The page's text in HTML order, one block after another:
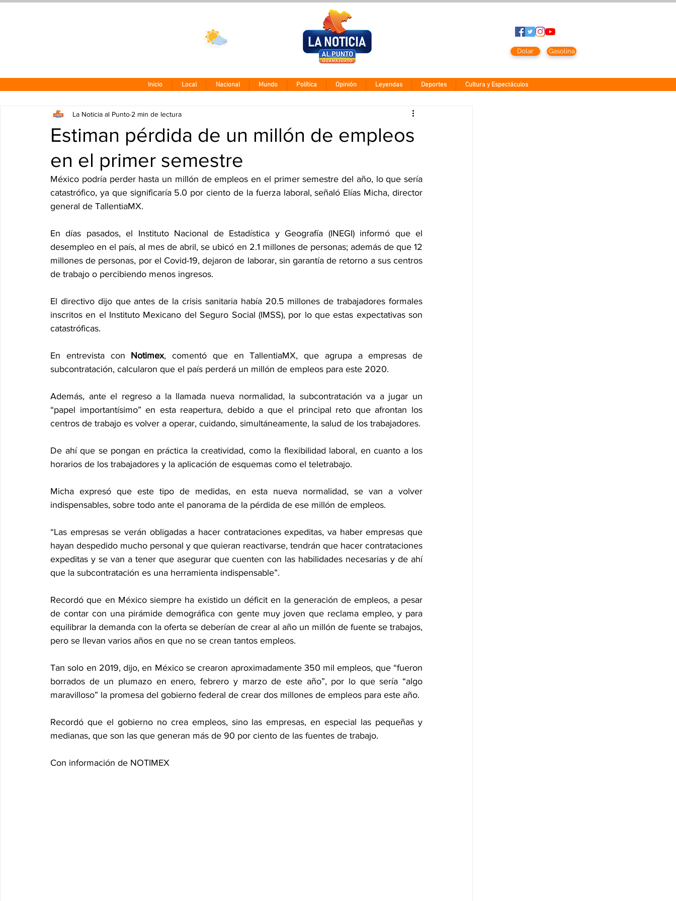
Dolar Gasolina
Inicio Local Nacional Mundo Política Opinión Leyendas Deportes Cultura y Espectáculos
Estiman pérdida de un millón de empleos
en el primer semestre
La Noticia al Punto 2 min de lectura
México podría perder hasta un millón de empleos en el primer semestre del año, lo que sería
catastrófico, ya que significaría 5.0 por ciento de la fuerza laboral, señaló Elías Micha, director
general de TallentiaMX.
En días pasados, el Instituto Nacional de Estadística y Geografía (INEGI) informó que el
desempleo en el país, al mes de abril, se ubicó en 2.1 millones de personas; además de que 12
millones de personas, por el Covid-19, dejaron de laborar, sin garantía de retorno a sus centros
de trabajo o percibiendo menos ingresos.
El directivo dijo que antes de la crisis sanitaria había 20.5 millones de trabajadores formales
inscritos en el Instituto Mexicano del Seguro Social (IMSS), por lo que estas expectativas son
catastróficas.
En entrevista con Notimex, comentó que en TallentiaMX, que agrupa a empresas de
subcontratación, calcularon que el país perderá un millón de empleos para este 2020.
Además, ante el regreso a la llamada nueva normalidad, la subcontratación va a jugar un
“papel importantísimo” en esta reapertura, debido a que el principal reto que afrontan los
centros de trabajo es volver a operar, cuidando, simultáneamente, la salud de los trabajadores.
De ahí que se pongan en práctica la creatividad, como la flexibilidad laboral, en cuanto a los
horarios de los trabajadores y la aplicación de esquemas como el teletrabajo.
Micha expresó que este tipo de medidas, en esta nueva normalidad, se van a volver
indispensables, sobre todo ante el panorama de la pérdida de ese millón de empleos.
“Las empresas se verán obligadas a hacer contrataciones expeditas, va haber empresas que
hayan despedido mucho personal y que quieran reactivarse, tendrán que hacer contrataciones
expeditas y se van a tener que asegurar que cuenten con las habilidades necesarias y de ahí
que la subcontratación es una herramienta indispensable”.
Recordó que en México siempre ha existido un déficit en la generación de empleos, a pesar
de contar con una pirámide demográfica con gente muy joven que reclama empleo, y para
equilibrar la demanda con la oferta se deberían de crear al año un millón de fuente se trabajos,
pero se llevan varios años en que no se crean tantos empleos.
Tan solo en 2019, dijo, en México se crearon aproximadamente 350 mil empleos, que “fueron
borrados de un plumazo en enero, febrero y marzo de este año”, por lo que sería “algo
maravilloso” la promesa del gobierno federal de crear dos millones de empleos para este año.
Recordó que el gobierno no crea empleos, sino las empresas, en especial las pequeñas y
medianas, que son las que generan más de 90 por ciento de las fuentes de trabajo.
Con información de NOTIMEX